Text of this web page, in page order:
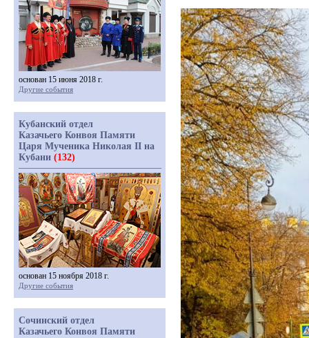
основан 15 июня 2018 г.
Другие события
Кубанский отдел
Казачьего Конвоя Памяти
Царя Мученика Николая II на
Кубани (132)
основан 15 ноября 2018 г.
Другие события
Сочинский отдел
Казачьего Конвоя Памяти